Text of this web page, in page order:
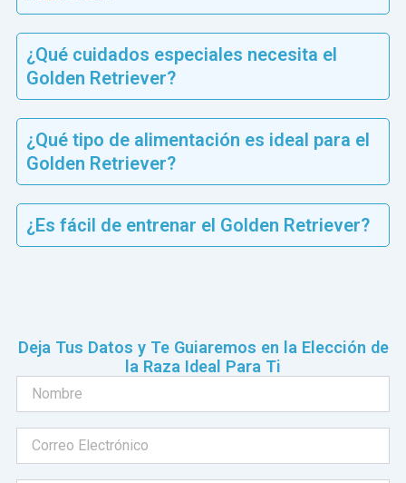
¿Qué cuidados especiales necesita el
Golden Retriever?
¿Qué tipo de alimentación es ideal para el
Golden Retriever?
¿Es fácil de entrenar el Golden Retriever?
Deja Tus Datos y Te Guiaremos en la Elección de
la Raza Ideal Para Ti